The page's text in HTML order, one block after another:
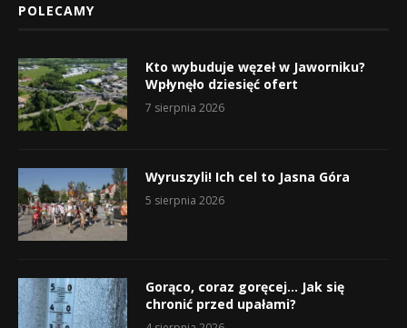
POLECAMY
Kto wybuduje węzeł w Jaworniku?
Wpłynęło dziesięć ofert
7 sierpnia 2026
Wyruszyli! Ich cel to Jasna Góra
5 sierpnia 2026
Gorąco, coraz goręcej… Jak się
chronić przed upałami?